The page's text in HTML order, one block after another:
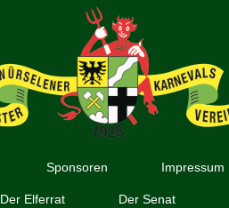
Sponsoren Impressum
Der Elferrat Der Senat